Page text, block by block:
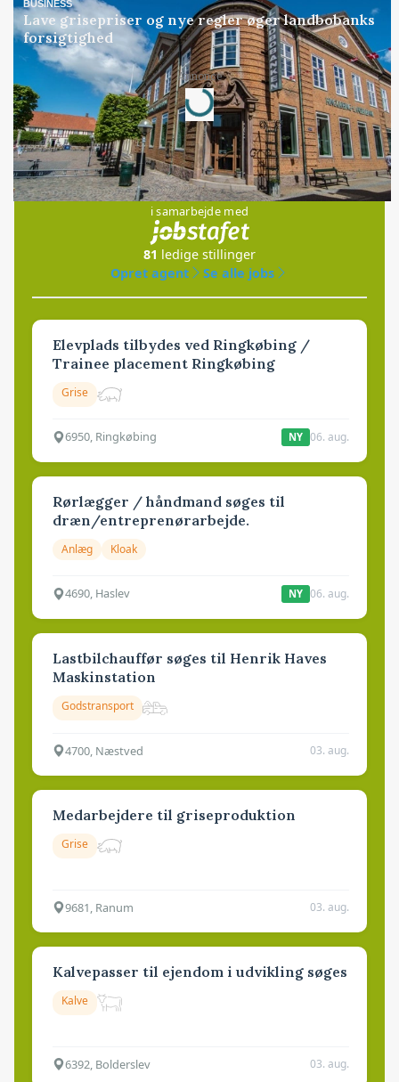
BUSINESS
Lave grisepriser og nye regler øger landbobanks
forsigtighed
Annonce
Loading...
Jobs
i samarbejde med
81 ledige stillinger
Opret agent
Se alle jobs
Elevplads tilbydes ved Ringkøbing /
Trainee placement Ringkøbing
Grise
6950, Ringkøbing NY 06. aug.
Rørlægger / håndmand søges til
dræn/entreprenørarbejde.
Anlæg Kloak
4690, Haslev NY 06. aug.
Lastbilchauffør søges til Henrik Haves
Maskinstation
Godstransport
4700, Næstved 03. aug.
Medarbejdere til griseproduktion
Grise
9681, Ranum 03. aug.
Kalvepasser til ejendom i udvikling søges
Kalve
6392, Bolderslev 03. aug.